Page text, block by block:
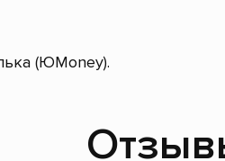
(ЮMoney).